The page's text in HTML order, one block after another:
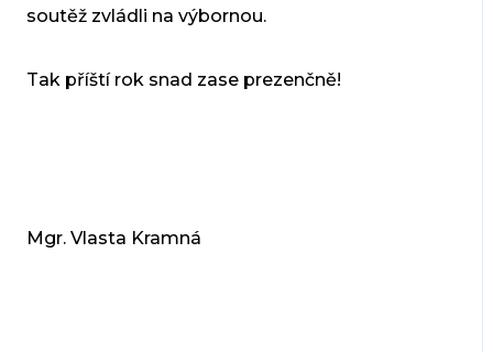
soutěž zvládli na výbornou.
Tak příští rok snad zase prezenčně!
Mgr. Vlasta Kramná